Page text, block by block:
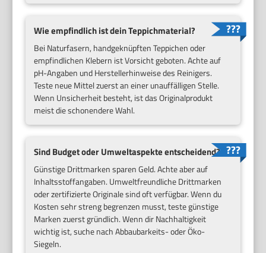
Wie empfindlich ist dein Teppichmaterial?
Bei Naturfasern, handgeknüpften Teppichen oder
empfindlichen Klebern ist Vorsicht geboten. Achte auf
pH-Angaben und Herstellerhinweise des Reinigers.
Teste neue Mittel zuerst an einer unauffälligen Stelle.
Wenn Unsicherheit besteht, ist das Originalprodukt
meist die schonendere Wahl.
Sind Budget oder Umweltaspekte entscheidend?
Günstige Drittmarken sparen Geld. Achte aber auf
Inhaltsstoffangaben. Umweltfreundliche Drittmarken
oder zertifizierte Originale sind oft verfügbar. Wenn du
Kosten sehr streng begrenzen musst, teste günstige
Marken zuerst gründlich. Wenn dir Nachhaltigkeit
wichtig ist, suche nach Abbaubarkeits- oder Öko-
Siegeln.